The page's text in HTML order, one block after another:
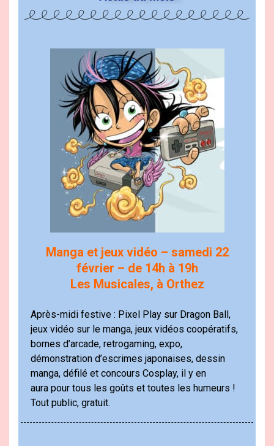
Manga et jeux vidéo – samedi 22
février – de 14h à 19h
Les Musicales, à Orthez
Après-midi festive : Pixel Play sur Dragon Ball,
jeux vidéo sur le manga, jeux vidéos coopératifs,
bornes d’arcade, retrogaming, expo,
démonstration d’escrimes japonaises, dessin
manga, défilé et concours Cosplay, il y en
aura pour tous les goûts et toutes les humeurs !
Tout public, gratuit.